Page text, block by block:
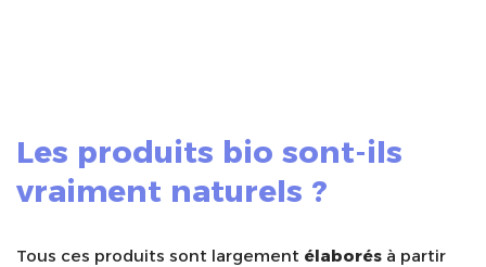
Les produits bio sont-ils
vraiment naturels ?
Tous ces produits sont largement élaborés à partir